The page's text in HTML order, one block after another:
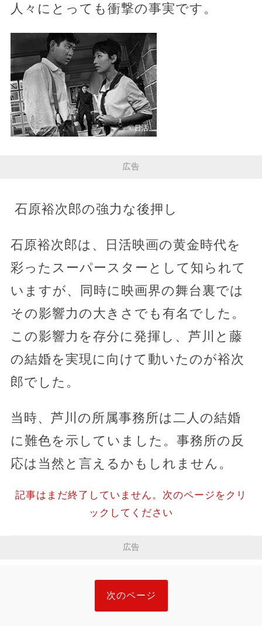
人々にとっても衝撃の事実です。
広告
石原裕次郎の強力な後押し
石原裕次郎は、日活映画の黄金時代を
彩ったスーパースターとして知られて
いますが、同時に映画界の舞台裏では
その影響力の大きさでも有名でした。
この影響力を存分に発揮し、芦川と藤
の結婚を実現に向けて動いたのが裕次
郎でした。
当時、芦川の所属事務所は二人の結婚
に難色を示していました。事務所の反
応は当然と言えるかもしれません。
記事はまだ終了していません。次のページをクリ
ックしてください
広告
次のページ